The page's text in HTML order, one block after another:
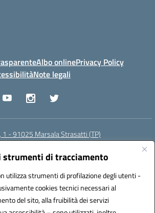
strumenti di tracciamento
utilizza strumenti di profilazione degli utenti -
cookies tecnici necessari al
del sito, alla fruibilità dei servizi
Albo onlinePrivacy Policy
Note legali
1 - 91025 Marsala Strasatti (TP)
(PEC):tpic81600v@pec.istruzione.it
TPIC81600V
Amministrazioni (IPA): istsc_tpic81600v
(CUF): UFODYY